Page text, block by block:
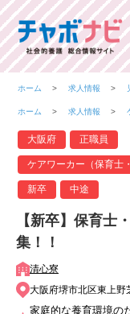
ホーム 求人情報
ホーム 求人情報
大阪府 正職員
ケアワーカー（保育士
新卒 中途
【新卒】保育士
集！！
清心寮
大阪府堺市北区東上野
家庭的な養育環境の